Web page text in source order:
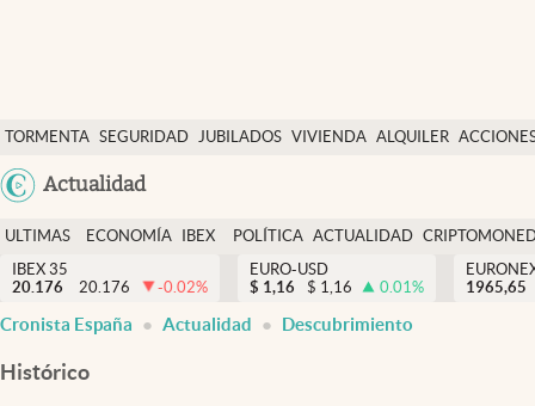
TORMENTA SEGURIDAD JUBILADOS VIVIENDA ALQUILER
USA
Actualidad
Economía y finanzas
Política
Actualidad
Criptomonedas
España
ULTIMAS
NOTICIAS
ECONOMÍA
FINANZAS
IBEX
EURO
POLÍTICA ACTUALIDAD
IBEX 35
20.176
20.176 -0.02%
EURO-USD
$ 1,16 $ 1,16 0.01%
1965,65
Cronista España Actualidad Descubrimiento
Histórico